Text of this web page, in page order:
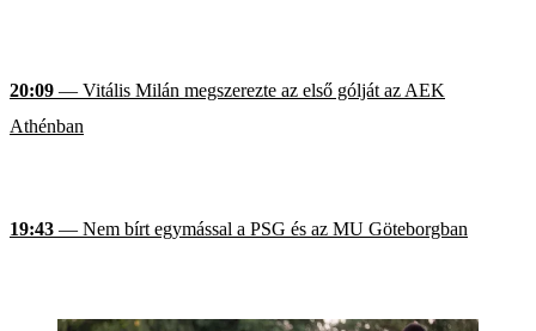
20:09 — Vitális Milán megszerezte az első gólját az AEK
Athénban
19:43 — Nem bírt egymással a PSG és az MU Göteborgban